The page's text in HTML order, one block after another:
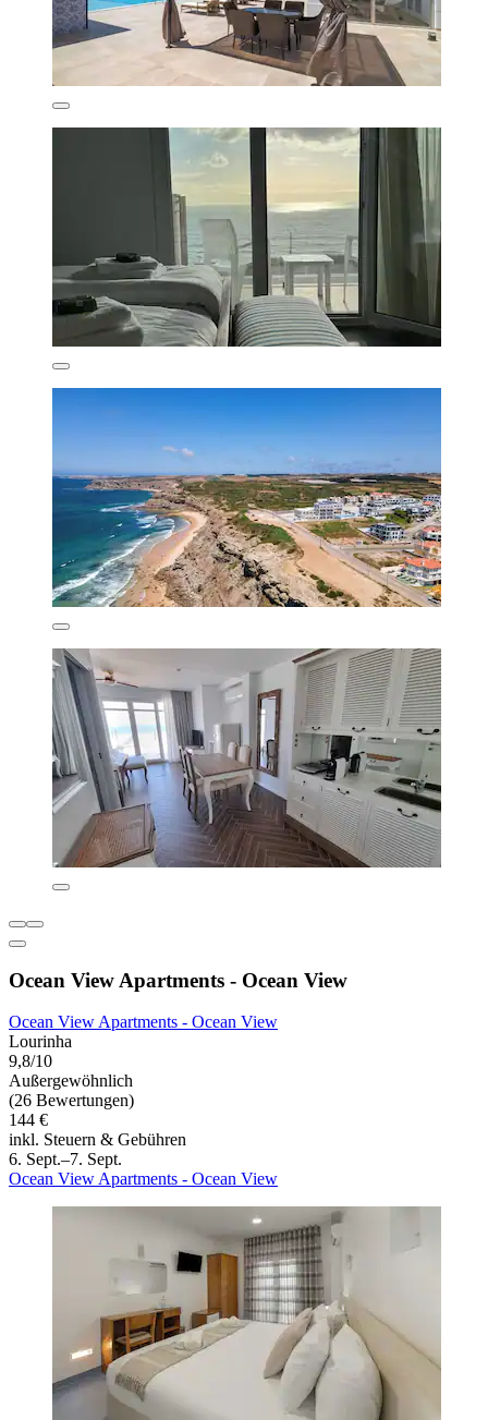
Ocean View Apartments - Ocean View
Ocean View Apartments - Ocean View
Lourinha
9,8/10
Außergewöhnlich
(26 Bewertungen)
144 €
inkl. Steuern & Gebühren
6. Sept.–7. Sept.
Ocean View Apartments - Ocean View